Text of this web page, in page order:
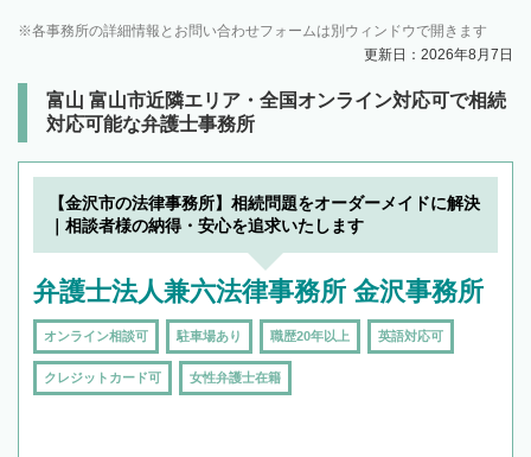
各事務所の詳細情報とお問い合わせフォームは別ウィンドウで開きます
更新日：2026年8月7日
富山 富山市近隣エリア・全国オンライン対応可で相続
対応可能な弁護士事務所
【金沢市の法律事務所】相続問題をオーダーメイドに解決
｜相談者様の納得・安心を追求いたします
弁護士法人兼六法律事務所 金沢事務所
オンライン相談可 駐車場あり 職歴20年以上 英語対応可
クレジットカード可 女性弁護士在籍